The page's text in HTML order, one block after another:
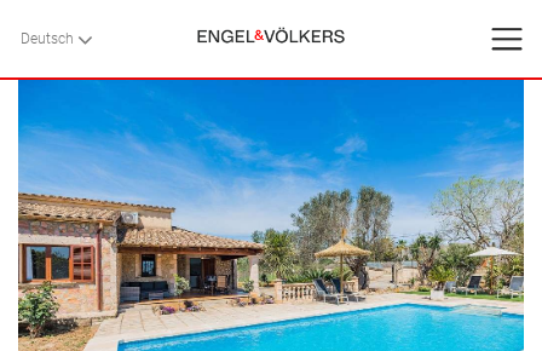
Deutsch
Deutsch
FERIENHÄUSER
ZURÜCK
ZURÜCK
ZURÜCK
DIENSTLEISTUNGEN
KONTAKT